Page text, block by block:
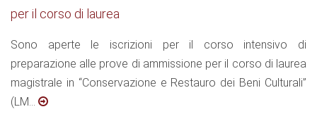
per il corso di laurea
Sono aperte le iscrizioni per il corso intensivo di
preparazione alle prove di ammissione per il corso di laurea
magistrale in “Conservazione e Restauro dei Beni Culturali”
(LM...